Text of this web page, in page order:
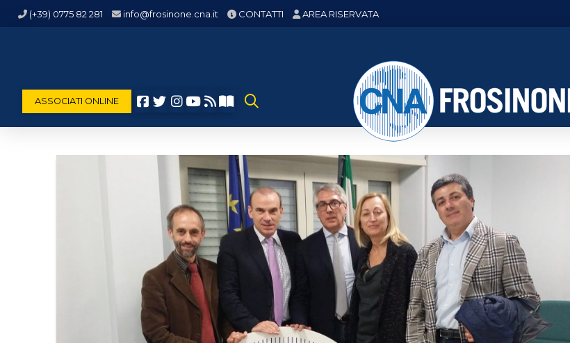
(+39) 0775 82 281 info@frosinone.cna.it CONTATTI AREA RISERVATA
ASSOCIATI ONLINE